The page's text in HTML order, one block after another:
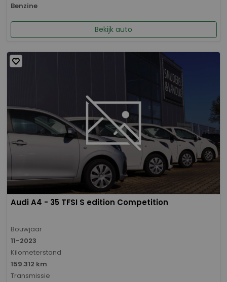
Benzine
Bekijk auto
Audi A4 - 35 TFSI S edition Competition
Bouwjaar
11-2023
Kilometerstand
159.312 km
Transmissie